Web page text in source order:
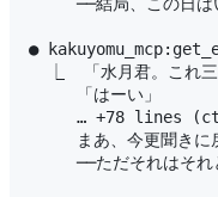
●
⎿  「水月君。これ三
     「はーい」
… +78 lines
まあ、今更聞きに
──ただそれはそれ